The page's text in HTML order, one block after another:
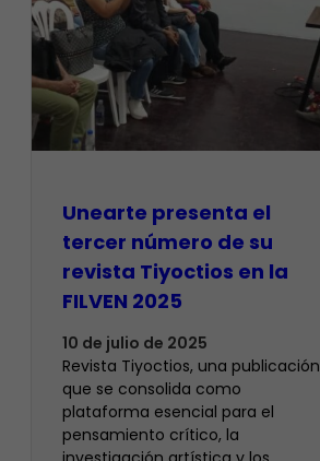
Unearte presenta el
tercer número de su
revista Tiyoctios en la
FILVEN 2025
10 de julio de 2025
Revista Tiyoctios, una publicación
que se consolida como
plataforma esencial para el
pensamiento crítico, la